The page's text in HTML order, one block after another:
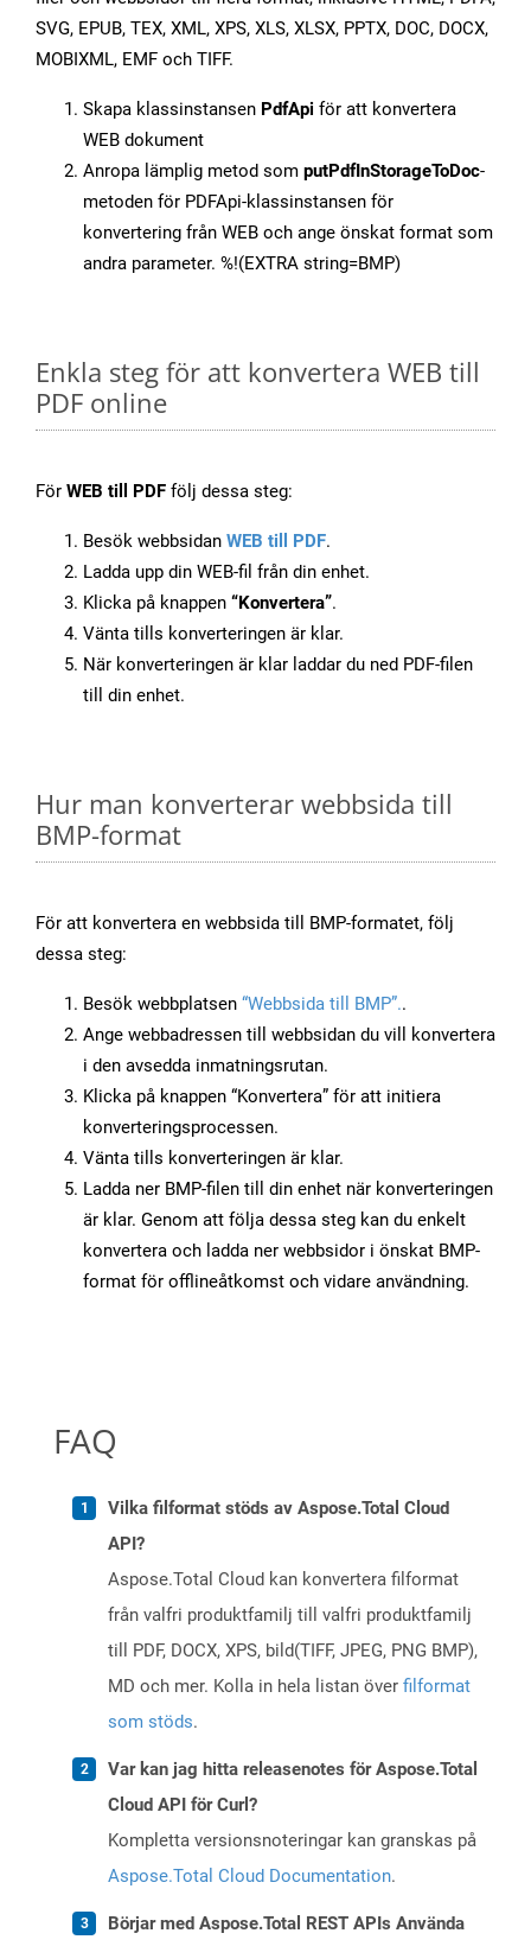
SVG, EPUB, TEX, XML, XPS, XLS, XLSX, PPTX, DOC, DOCX,
MOBIXML, EMF och TIFF.
Skapa klassinstansen PdfApi för att konvertera
WEB dokument
Anropa lämplig metod som putPdfInStorageToDoc-
metoden för PDFApi-klassinstansen för
konvertering från WEB och ange önskat format som
andra parameter. %!(EXTRA string=BMP)
Enkla steg för att konvertera WEB till
PDF online
För WEB till PDF följ dessa steg:
Besök webbsidan WEB till PDF.
Ladda upp din WEB-fil från din enhet.
Klicka på knappen “Konvertera”.
Vänta tills konverteringen är klar.
När konverteringen är klar laddar du ned PDF-filen
till din enhet.
Hur man konverterar webbsida till
BMP-format
För att konvertera en webbsida till BMP-formatet, följ
dessa steg:
Besök webbplatsen “Webbsida till BMP”..
Ange webbadressen till webbsidan du vill konvertera
i den avsedda inmatningsrutan.
Klicka på knappen “Konvertera” för att initiera
konverteringsprocessen.
Vänta tills konverteringen är klar.
Ladda ner BMP-filen till din enhet när konverteringen
är klar. Genom att följa dessa steg kan du enkelt
konvertera och ladda ner webbsidor i önskat BMP-
format för offlineåtkomst och vidare användning.
FAQ
Vilka filformat stöds av Aspose.Total Cloud
API?
Aspose.Total Cloud kan konvertera filformat
från valfri produktfamilj till valfri produktfamilj
till PDF, DOCX, XPS, bild(TIFF, JPEG, PNG BMP),
MD och mer. Kolla in hela listan över filformat
som stöds.
Var kan jag hitta releasenotes för Aspose.Total
Cloud API för Curl?
Kompletta versionsnoteringar kan granskas på
Aspose.Total Cloud Documentation.
Börjar med Aspose.Total REST APIs Använda